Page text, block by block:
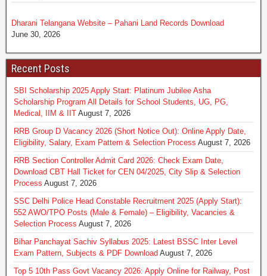
Dharani Telangana Website – Pahani Land Records Download
June 30, 2026
Recent Posts
SBI Scholarship 2025 Apply Start: Platinum Jubilee Asha
Scholarship Program All Details for School Students, UG, PG,
Medical, IIM & IIT August 7, 2026
RRB Group D Vacancy 2026 (Short Notice Out): Online Apply Date,
Eligibility, Salary, Exam Pattern & Selection Process August 7, 2026
RRB Section Controller Admit Card 2026: Check Exam Date,
Download CBT Hall Ticket for CEN 04/2025, City Slip & Selection
Process August 7, 2026
SSC Delhi Police Head Constable Recruitment 2025 (Apply Start):
552 AWO/TPO Posts (Male & Female) – Eligibility, Vacancies &
Selection Process August 7, 2026
Bihar Panchayat Sachiv Syllabus 2025: Latest BSSC Inter Level
Exam Pattern, Subjects & PDF Download August 7, 2026
Top 5 10th Pass Govt Vacancy 2026: Apply Online for Railway, Post